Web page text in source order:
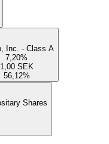
Inc. - Class A
7,20%
1,00 SEK
56,12%
Shares